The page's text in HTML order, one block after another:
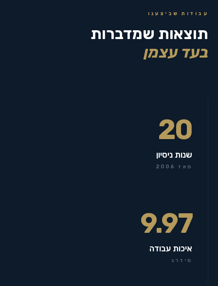
עבודות שביצענו
תוצאות שמדברות
בעד עצמן
20
שנות ניסיון
מאז 2006
9.97
איכות עבודה
מידרג